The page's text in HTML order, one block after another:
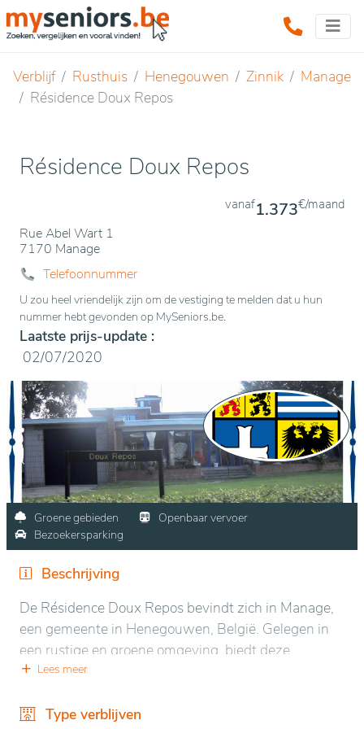
Verblijf Rusthuis Henegouwen Zinnik
Manage
Résidence Doux Repos
Résidence Doux Repos
Rue Abel Wart 1
7170 Manage
vanaf1.373€/maand
Telefoonnummer
U zou heel vriendelijk zijn om de vestiging te melden dat u hun
nummer hebt gevonden op MySeniors.be.
Laatste prijs-update :
02/07/2020
Groene gebieden
Openbaar vervoer
Bezoekersparking
Beschrijving
De Résidence Doux Repos bevindt zich in Manage,
een gemeente in Henegouwen, België. Gelegen in
een rustige en groene omgeving, biedt deze
residentie een vredige sfeer, ideaal voor rust en
openbaar vervoer, wat het gemakkelijk maakt voor
Lees meer
Type verblijven